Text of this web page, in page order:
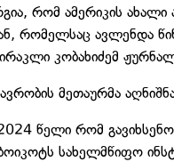
რომ ამერიკის ახალი
რომელსაც ავლენდა
კობახიძემ
მეთაურმა
წელი რომ
სახელმწიფო